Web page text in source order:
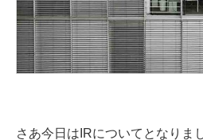
さあ今日はIRについてとなりま